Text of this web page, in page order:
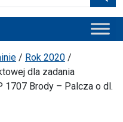
/ Rok 2020 /
dla zadania
1707 Brody – Palcza o dl.